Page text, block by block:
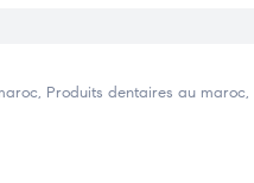
, Produits dentaires au maroc,